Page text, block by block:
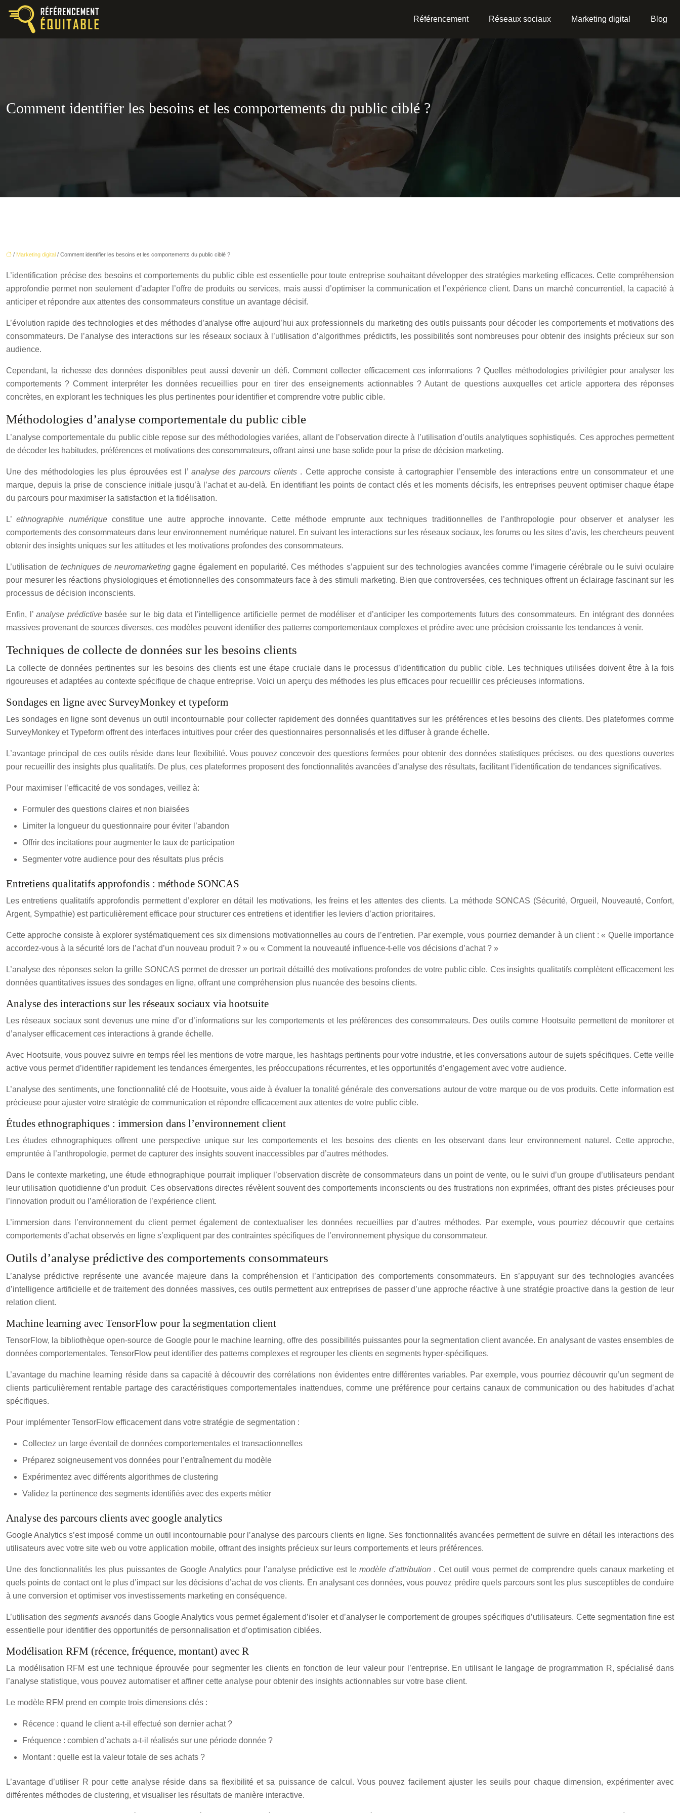
Référencement Réseaux sociaux Marketing digital Blog
Comment identifier les besoins et les comportements du public ciblé ?
/ Marketing digital / Comment identifier les besoins et les comportements du public ciblé ?
L’identification précise des besoins et comportements du public cible est essentielle pour toute entreprise souhaitant développer des stratégies marketing efficaces. Cette compréhension
approfondie permet non seulement d’adapter l’offre de produits ou services, mais aussi d’optimiser la communication et l’expérience client. Dans un marché concurrentiel, la capacité à
anticiper et répondre aux attentes des consommateurs constitue un avantage décisif.
L’évolution rapide des technologies et des méthodes d’analyse offre aujourd’hui aux professionnels du marketing des outils puissants pour décoder les comportements et motivations des
consommateurs. De l’analyse des interactions sur les réseaux sociaux à l’utilisation d’algorithmes prédictifs, les possibilités sont nombreuses pour obtenir des insights précieux sur son
audience.
Cependant, la richesse des données disponibles peut aussi devenir un défi. Comment collecter efficacement ces informations ? Quelles méthodologies privilégier pour analyser les
comportements ? Comment interpréter les données recueillies pour en tirer des enseignements actionnables ? Autant de questions auxquelles cet article apportera des réponses
concrètes, en explorant les techniques les plus pertinentes pour identifier et comprendre votre public cible.
Méthodologies d’analyse comportementale du public cible
L’analyse comportementale du public cible repose sur des méthodologies variées, allant de l’observation directe à l’utilisation d’outils analytiques sophistiqués. Ces approches permettent
de décoder les habitudes, préférences et motivations des consommateurs, offrant ainsi une base solide pour la prise de décision marketing.
Une des méthodologies les plus éprouvées est l’ analyse des parcours clients . Cette approche consiste à cartographier l’ensemble des interactions entre un consommateur et une
marque, depuis la prise de conscience initiale jusqu’à l’achat et au-delà. En identifiant les points de contact clés et les moments décisifs, les entreprises peuvent optimiser chaque étape
du parcours pour maximiser la satisfaction et la fidélisation.
L’ethnographie numériqueconstitue une autre approche innovante. Cette méthode emprunte aux techniques traditionnelles de l’anthropologie pour observer et analyser les
comportements des consommateurs dans leur environnement numérique naturel. En suivant les interactions sur les réseaux sociaux, les forums ou les sites d’avis, les chercheurs peuvent
obtenir des insights uniques sur les attitudes et les motivations profondes des consommateurs.
L’utilisation detechniques de neuromarketinggagne également en popularité. Ces méthodes s’appuient sur des technologies avancées comme l’imagerie cérébrale ou le suivi oculaire
pour mesurer les réactions physiologiques et émotionnelles des consommateurs face à des stimuli marketing. Bien que controversées, ces techniques offrent un éclairage fascinant sur les
processus de décision inconscients.
Enfin, l’analyse prédictive basée sur le big data et l’intelligence artificielle permet de modéliser et d’anticiper les comportements futurs des consommateurs. En intégrant des données
massives provenant de sources diverses, ces modèles peuvent identifier des patterns comportementaux complexes et prédire avec une précision croissante les tendances à venir.
Techniques de collecte de données sur les besoins clients
La collecte de données pertinentes sur les besoins des clients est une étape cruciale dans le processus d’identification du public cible. Les techniques utilisées doivent être à la fois
rigoureuses et adaptées au contexte spécifique de chaque entreprise. Voici un aperçu des méthodes les plus efficaces pour recueillir ces précieuses informations.
Sondages en ligne avec SurveyMonkey et typeform
Les sondages en ligne sont devenus un outil incontournable pour collecter rapidement des données quantitatives sur les préférences et les besoins des clients. Des plateformes comme
SurveyMonkey et Typeform offrent des interfaces intuitives pour créer des questionnaires personnalisés et les diffuser à grande échelle.
L’avantage principal de ces outils réside dans leur flexibilité. Vous pouvez concevoir des questions fermées pour obtenir des données statistiques précises, ou des questions ouvertes
pour recueillir des insights plus qualitatifs. De plus, ces plateformes proposent des fonctionnalités avancées d’analyse des résultats, facilitant l’identification de tendances significatives.
Pour maximiser l’efficacité de vos sondages, veillez à:
Formuler des questions claires et non biaisées
Limiter la longueur du questionnaire pour éviter l’abandon
Offrir des incitations pour augmenter le taux de participation
Segmenter votre audience pour des résultats plus précis
Entretiens qualitatifs approfondis : méthode SONCAS
Les entretiens qualitatifs approfondis permettent d’explorer en détail les motivations, les freins et les attentes des clients. La méthode SONCAS (Sécurité, Orgueil, Nouveauté, Confort,
Argent, Sympathie) est particulièrement efficace pour structurer ces entretiens et identifier les leviers d’action prioritaires.
Cette approche consiste à explorer systématiquement ces six dimensions motivationnelles au cours de l’entretien. Par exemple, vous pourriez demander à un client : « Quelle importance
accordez-vous à la sécurité lors de l’achat d’un nouveau produit ? » ou « Comment la nouveauté influence-t-elle vos décisions d’achat ? »
L’analyse des réponses selon la grille SONCAS permet de dresser un portrait détaillé des motivations profondes de votre public cible. Ces insights qualitatifs complètent efficacement les
données quantitatives issues des sondages en ligne, offrant une compréhension plus nuancée des besoins clients.
Analyse des interactions sur les réseaux sociaux via hootsuite
Les réseaux sociaux sont devenus une mine d’or d’informations sur les comportements et les préférences des consommateurs. Des outils comme Hootsuite permettent de monitorer et
d’analyser efficacement ces interactions à grande échelle.
Avec Hootsuite, vous pouvez suivre en temps réel les mentions de votre marque, les hashtags pertinents pour votre industrie, et les conversations autour de sujets spécifiques. Cette veille
active vous permet d’identifier rapidement les tendances émergentes, les préoccupations récurrentes, et les opportunités d’engagement avec votre audience.
L’analyse des sentiments, une fonctionnalité clé de Hootsuite, vous aide à évaluer la tonalité générale des conversations autour de votre marque ou de vos produits. Cette information est
précieuse pour ajuster votre stratégie de communication et répondre efficacement aux attentes de votre public cible.
Études ethnographiques : immersion dans l’environnement client
Les études ethnographiques offrent une perspective unique sur les comportements et les besoins des clients en les observant dans leur environnement naturel. Cette approche,
empruntée à l’anthropologie, permet de capturer des insights souvent inaccessibles par d’autres méthodes.
Dans le contexte marketing, une étude ethnographique pourrait impliquer l’observation discrète de consommateurs dans un point de vente, ou le suivi d’un groupe d’utilisateurs pendant
leur utilisation quotidienne d’un produit. Ces observations directes révèlent souvent des comportements inconscients ou des frustrations non exprimées, offrant des pistes précieuses pour
l’innovation produit ou l’amélioration de l’expérience client.
L’immersion dans l’environnement du client permet également de contextualiser les données recueillies par d’autres méthodes. Par exemple, vous pourriez découvrir que certains
comportements d’achat observés en ligne s’expliquent par des contraintes spécifiques de l’environnement physique du consommateur.
Outils d’analyse prédictive des comportements consommateurs
L’analyse prédictive représente une avancée majeure dans la compréhension et l’anticipation des comportements consommateurs. En s’appuyant sur des technologies avancées
d’intelligence artificielle et de traitement des données massives, ces outils permettent aux entreprises de passer d’une approche réactive à une stratégie proactive dans la gestion de leur
relation client.
Machine learning avec TensorFlow pour la segmentation client
TensorFlow, la bibliothèque open-source de Google pour le machine learning, offre des possibilités puissantes pour la segmentation client avancée. En analysant de vastes ensembles de
données comportementales, TensorFlow peut identifier des patterns complexes et regrouper les clients en segments hyper-spécifiques.
L’avantage du machine learning réside dans sa capacité à découvrir des corrélations non évidentes entre différentes variables. Par exemple, vous pourriez découvrir qu’un segment de
clients particulièrement rentable partage des caractéristiques comportementales inattendues, comme une préférence pour certains canaux de communication ou des habitudes d’achat
spécifiques.
Pour implémenter TensorFlow efficacement dans votre stratégie de segmentation :
Collectez un large éventail de données comportementales et transactionnelles
Préparez soigneusement vos données pour l’entraînement du modèle
Expérimentez avec différents algorithmes de clustering
Validez la pertinence des segments identifiés avec des experts métier
Analyse des parcours clients avec google analytics
Google Analytics s’est imposé comme un outil incontournable pour l’analyse des parcours clients en ligne. Ses fonctionnalités avancées permettent de suivre en détail les interactions des
utilisateurs avec votre site web ou votre application mobile, offrant des insights précieux sur leurs comportements et leurs préférences.
Une des fonctionnalités les plus puissantes de Google Analytics pour l’analyse prédictive est lemodèle d’attribution . Cet outil vous permet de comprendre quels canaux marketing et
quels points de contact ont le plus d’impact sur les décisions d’achat de vos clients. En analysant ces données, vous pouvez prédire quels parcours sont les plus susceptibles de conduire
à une conversion et optimiser vos investissements marketing en conséquence.
L’utilisation dessegments avancés dans Google Analytics vous permet également d’isoler et d’analyser le comportement de groupes spécifiques d’utilisateurs. Cette segmentation fine est
essentielle pour identifier des opportunités de personnalisation et d’optimisation ciblées.
Modélisation RFM (récence, fréquence, montant) avec R
La modélisation RFM est une technique éprouvée pour segmenter les clients en fonction de leur valeur pour l’entreprise. En utilisant le langage de programmation R, spécialisé dans
l’analyse statistique, vous pouvez automatiser et affiner cette analyse pour obtenir des insights actionnables sur votre base client.
Le modèle RFM prend en compte trois dimensions clés :
Récence : quand le client a-t-il effectué son dernier achat ?
Fréquence : combien d’achats a-t-il réalisés sur une période donnée ?
Montant : quelle est la valeur totale de ses achats ?
L’avantage d’utiliser R pour cette analyse réside dans sa flexibilité et sa puissance de calcul. Vous pouvez facilement ajuster les seuils pour chaque dimension, expérimenter avec
différentes méthodes de clustering, et visualiser les résultats de manière interactive.